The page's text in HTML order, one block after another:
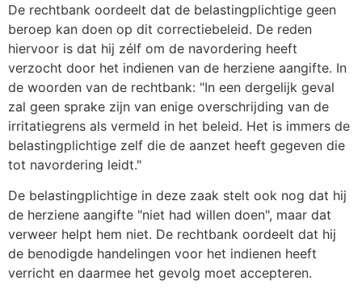
De rechtbank oordeelt dat de belastingplichtige geen
beroep kan doen op dit correctiebeleid. De reden
hiervoor is dat hij zélf om de navordering heeft
verzocht door het indienen van de herziene aangifte. In
de woorden van de rechtbank: "In een dergelijk geval
zal geen sprake zijn van enige overschrijding van de
irritatiegrens als vermeld in het beleid. Het is immers de
belastingplichtige zelf die de aanzet heeft gegeven die
tot navordering leidt."
De belastingplichtige in deze zaak stelt ook nog dat hij
de herziene aangifte "niet had willen doen", maar dat
verweer helpt hem niet. De rechtbank oordeelt dat hij
de benodigde handelingen voor het indienen heeft
verricht en daarmee het gevolg moet accepteren.